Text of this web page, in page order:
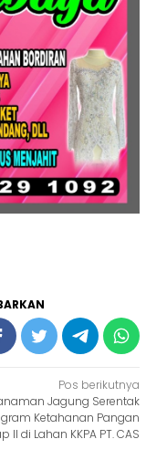
Pos berikutnya
Jagung Serentak
Ketahanan Pangan
II di Lahan KKPA PT. CAS